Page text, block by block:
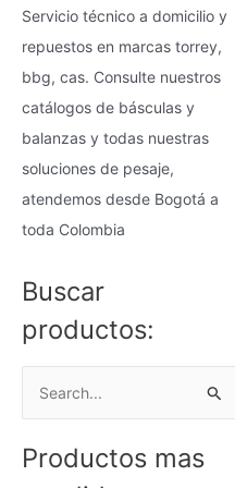
Servicio técnico a domicilio y
repuestos en marcas torrey,
bbg, cas. Consulte nuestros
catálogos de básculas y
balanzas y todas nuestras
soluciones de pesaje,
atendemos desde Bogotá a
toda Colombia
Buscar
productos:
s
Productos mas